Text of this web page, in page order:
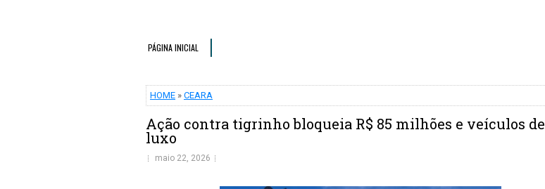
PÁGINA INICIAL
HOME » CEARA
Ação contra tigrinho bloqueia R$ 85 milhões e veículos de
luxo
maio 22, 2026